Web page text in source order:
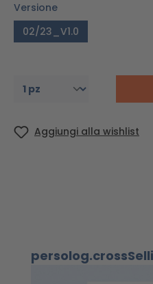
Versione
02/23_V1.0
Aggiungi alla wishlist
Salta la galleria dei